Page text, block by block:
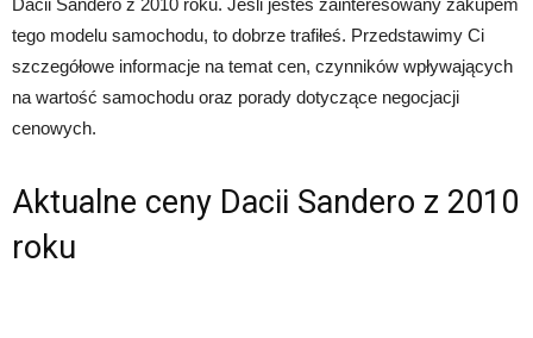
tego modelu samochodu, to dobrze trafiłeś. Przedstawimy Ci
szczegółowe informacje na temat cen, czynników wpływających
na wartość samochodu oraz porady dotyczące negocjacji
cenowych.
Aktualne ceny Dacii Sandero z 2010
roku